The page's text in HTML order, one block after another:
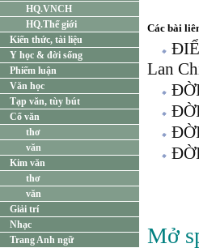
HQ.VNCH
HQ.Thế giới
Kiến thức, tài liệu
Y học & đời sống
Phiếm luận
Văn học
Tạp văn, tùy bút
Cổ văn
thơ
văn
Kim văn
thơ
văn
Giải trí
Nhạc
Trang Anh ngữ
Các bài
Lan
Mở